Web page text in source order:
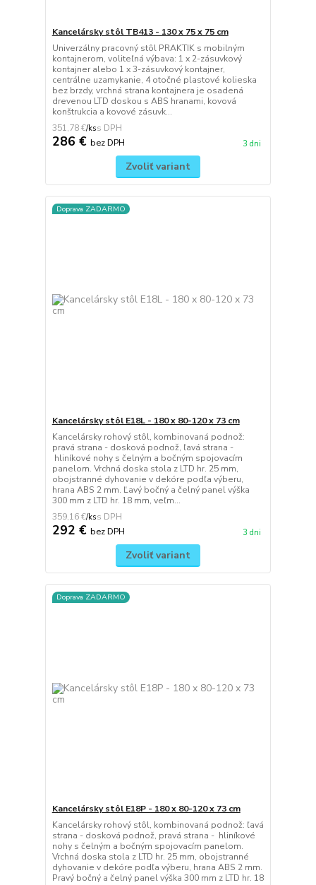
Kancelársky stôl TB413 - 130 x 75 x 75 cm
Univerzálny pracovný stôl PRAKTIK s mobilným
kontajnerom, voliteľná výbava: 1 x 2-zásuvkový
kontajner alebo 1 x 3-zásuvkový kontajner,
centrálne uzamykanie, 4 otočné plastové kolieska
bez brzdy, vrchná strana kontajnera je osadená
drevenou LTD doskou s ABS hranami, kovová
konštrukcia a kovové zásuvk...
351,78 €/ks
286 € bez DPH 3 dni
Zvoliť variant
Doprava ZADARMO
Kancelársky stôl E18L - 180 x 80-120 x 73 cm
Kancelársky rohový stôl, kombinovaná podnož:
pravá strana - dosková podnož, ľavá strana -
hliníkové nohy s čelným a bočným spojovacím
panelom. Vrchná doska stola z LTD hr. 25 mm,
obojstranné dyhovanie v dekóre podľa výberu,
hrana ABS 2 mm. Ľavý bočný a čelný panel výška
300 mm z LTD hr. 18 mm, veľm...
359,16 €/ks
292 € bez DPH 3 dni
Zvoliť variant
Doprava ZADARMO
Kancelársky stôl E18P - 180 x 80-120 x 73 cm
Kancelársky rohový stôl, kombinovaná podnož: ľavá
strana - dosková podnož, pravá strana - hliníkové
nohy s čelným a bočným spojovacím panelom.
Vrchná doska stola z LTD hr. 25 mm, obojstranné
dyhovanie v dekóre podľa výberu, hrana ABS 2 mm.
Pravý bočný a čelný panel výška 300 mm z LTD hr. 18